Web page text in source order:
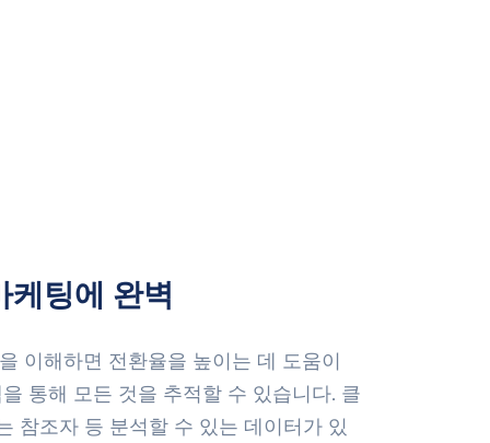
케팅에 완벽
이해하면 전환율을 높이는 데 도움이
통해 모든 것을 추적할 수 있습니다. 클
참조자 등 분석할 수 있는 데이터가 있